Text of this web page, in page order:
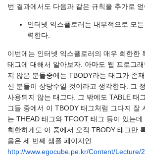
번 결과에서도 다음과 같은 규칙을 추가로
인터넷 익스플로러는 내부적으로 모
력한다.
이번에는 인터넷 익스플로러의 매우 희한한
태그에 대해서 알아보자. 아마도 웹 프로그
지 않은 분들중에는 TBODY라는 태그가 존
신 분들이 상당수일 것이라고 생각한다. 그
사용되지 않는 태그다. 그 밖에도 TABLE 태
그들 중에서 이 TBODY 태그처럼 그다지 잘
는 THEAD 태그와 TFOOT 태그 등이 있는
희한하게도 이 중에서 오직 TBODY 태그만
음은 세 번째 샘플 페이지인
http://www.egocube.pe.kr/Content/